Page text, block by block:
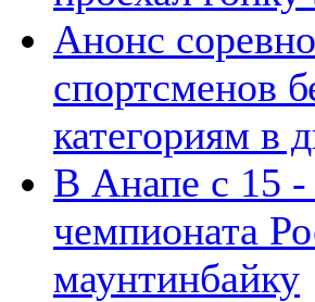
Анонс
спортсменов
категориям в
В Анапе с 15 -
чемпионата
маунтинбайку